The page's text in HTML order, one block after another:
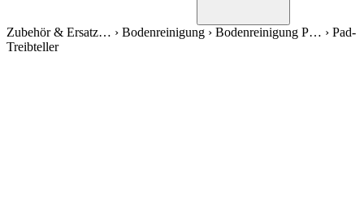
Zubehör & Ersatz… › Bodenreinigung › Bodenreinigung P… › Pad-
Treibteller